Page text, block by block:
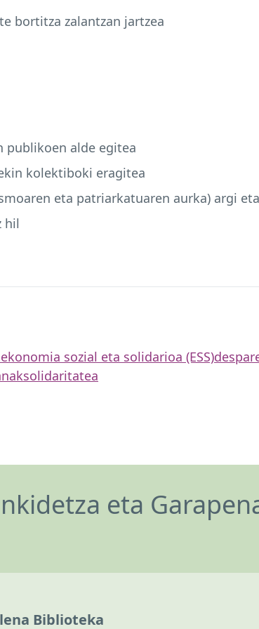
bortitza zalantzan jartzea
publikoen alde egitea
kolektiboki eragitea
eta patriarkatuaren aurka) argi
hil
ekonomia sozial eta solidarioa (ESS)
solidaritatea
eta
Biblioteka